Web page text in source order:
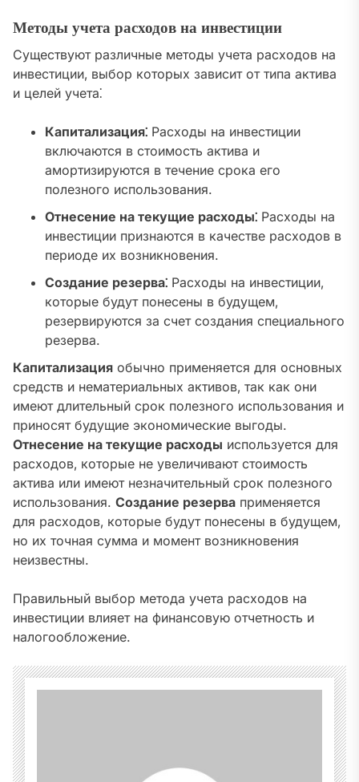
Методы учета расходов на инвестиции
Существуют различные методы учета расходов на
инвестиции‚ выбор которых зависит от типа актива
и целей учета⁚
Капитализация⁚ Расходы на инвестиции
включаются в стоимость актива и
амортизируются в течение срока его
полезного использования.
Отнесение на текущие расходы⁚ Расходы на
инвестиции признаются в качестве расходов в
периоде их возникновения.
Создание резерва⁚ Расходы на инвестиции‚
которые будут понесены в будущем‚
резервируются за счет создания специального
резерва.
Капитализация обычно применяется для основных
средств и нематериальных активов‚ так как они
имеют длительный срок полезного использования и
приносят будущие экономические выгоды.
Отнесение на текущие расходы используется для
расходов‚ которые не увеличивают стоимость
актива или имеют незначительный срок полезного
использования. Создание резерва применяется
для расходов‚ которые будут понесены в будущем‚
но их точная сумма и момент возникновения
неизвестны.
Правильный выбор метода учета расходов на
инвестиции влияет на финансовую отчетность и
налогообложение.